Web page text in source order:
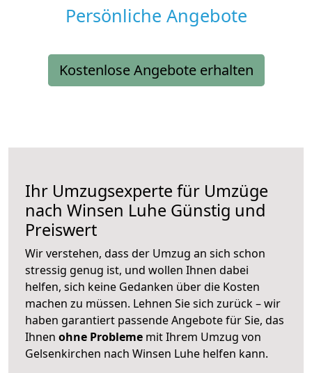
Persönliche Angebote
Kostenlose Angebote erhalten
Ihr Umzugsexperte für Umzüge
nach Winsen Luhe Günstig und
Preiswert
Wir verstehen, dass der Umzug an sich schon
stressig genug ist, und wollen Ihnen dabei
helfen, sich keine Gedanken über die Kosten
machen zu müssen. Lehnen Sie sich zurück – wir
haben garantiert passende Angebote für Sie, das
Ihnen ohne Probleme mit Ihrem Umzug von
Gelsenkirchen nach Winsen Luhe helfen kann.